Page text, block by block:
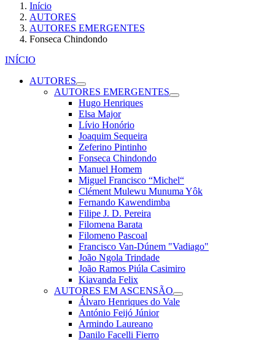
Início
AUTORES
AUTORES EMERGENTES
Fonseca Chindondo
INÍCIO
AUTORES
AUTORES EMERGENTES
Hugo Henriques
Elsa Major
Lívio Honório
Joaquim Sequeira
Zeferino Pintinho
Fonseca Chindondo
Manuel Homem
Miguel Francisco “Michel“
Clément Mulewu Munuma Yôk
Fernando Kawendimba
Filipe J. D. Pereira
Filomena Barata
Filomeno Pascoal
Francisco Van-Dúnem "Vadiago"
João Ngola Trindade
João Ramos Piúla Casimiro
Kiavanda Felix
AUTORES EM ASCENSÃO
Álvaro Henriques do Vale
António Feijó Júnior
Armindo Laureano
Danilo Facelli Fierro